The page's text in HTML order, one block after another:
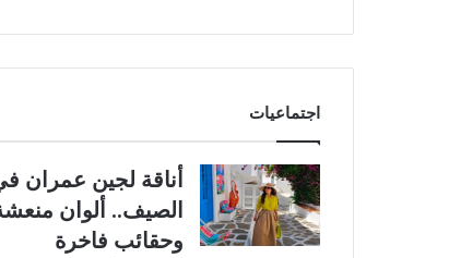
اجتماعيات
أناقة لجين عمران
الصيف.. ألوان
وحقائب فاخرة